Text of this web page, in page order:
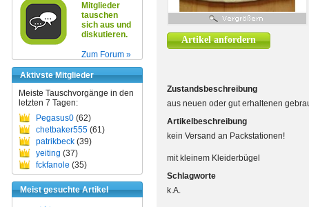
Mitglieder
tauschen
sich aus und
diskutieren.
Zum Forum »
Aktivste Mitglieder
Meiste Tauschvorgänge in den
letzten 7 Tagen:
Pegasus0 (62)
chetbaker555 (61)
patrikbeck (39)
yeiting (37)
fckfanole (35)
Meist gesuchte Artikel
Artikel anfordern
Zustandsbeschreibung
aus neuen oder gut erhaltenen
Artikelbeschreibung
kein Versand an Packstationen!
mit kleinem Kleiderbügel
Schlagworte
k.A.